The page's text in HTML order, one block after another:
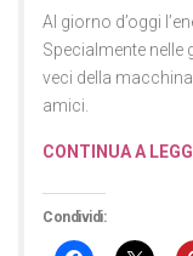
Al giorno d’oggi
Specialmente nelle
veci della
amici.
CONTINUA A
Condividi: